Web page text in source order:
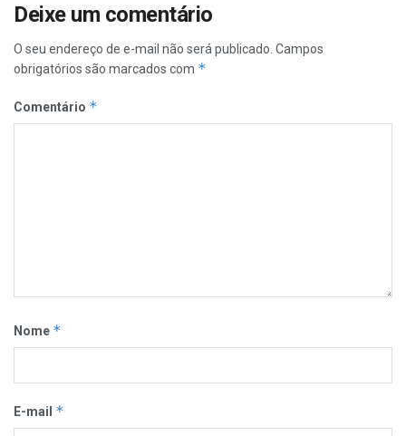
Deixe um comentário
O seu endereço de e-mail não será publicado. Campos
obrigatórios são marcados com *
Comentário *
Nome *
E-mail *